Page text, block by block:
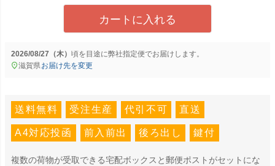
カートに入れる
2026/08/27（木） に弊社指定便でお届けします。
滋賀県 お届け先を変更
送料無料 受注生産 代引不可 直送
A4対応投函 前入前出 後ろ出し 鍵付
複数の荷物が受取できる宅配ボックスと郵便ポストがセットにな